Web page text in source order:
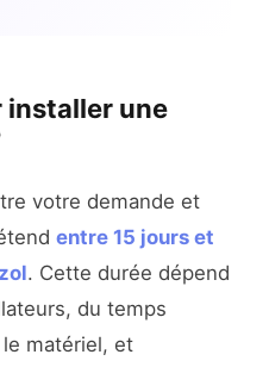
installer une
votre demande et
entre 15 jours et
. Cette durée dépend
du temps
matériel, et